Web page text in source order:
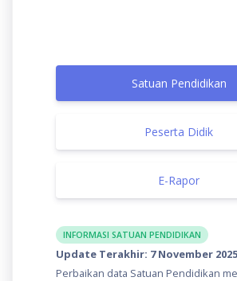
Satuan Pendidikan
Peserta Didik
E-Rapor
INFORMASI SATUAN PENDIDIKAN
Update Terakhir: 7 November 2025
Perbaikan data Satuan Pendidikan